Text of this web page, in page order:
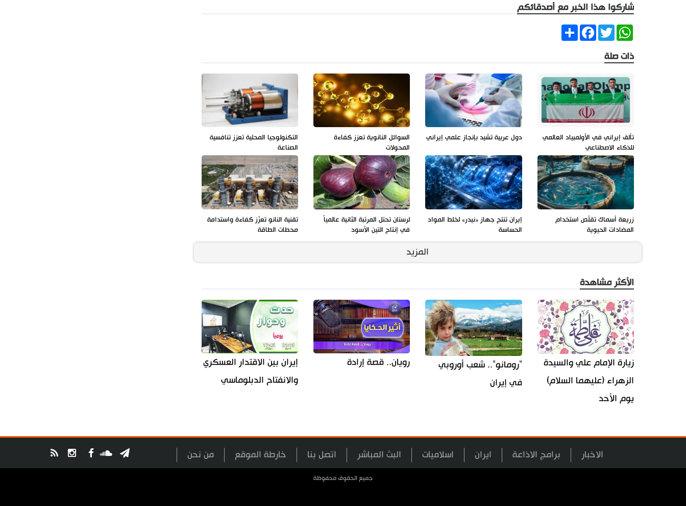
شاركوا هذا الخبر مع أصدقائكم
ShareFacebookTwitter
WhatsApp
ذات صلة
تألق إيراني في الأولمبياد العالمي
للذكاء الاصطناعي
دول عربية تشيد بإنجاز علمي إيراني
السوائل النانوية تعزز كفاءة
المحولات
التكنولوجيا المحلية تعزز تنافسية
الصناعة
زريعة أسماك تقلّص استخدام
المضادات الحيوية
إيران تنتج جهاز «نيدر» لخلط المواد
الحساسة
لرستان تحتل المرتبة الثانية عالمياً
في إنتاج التين الأسود
تقنية النانو تعزّز كفاءة واستدامة
محطات الطاقة
المزيد
الأكثر مشاهدة
زيارة الإمام علي والسيدة
الزهراء (عليهما السلام)
يوم الأحد
"رومانو".. شعب أوروبي
في إيران
رويان.. قصة إرادة
إيران بين الاقتدار العسكري
والانفتاح الدبلوماسي
الاخبار برامج الاذاعة ايران اسلاميات البث المباشر اتصل بنا خارطة الموقع من نحن
جميع الحقوق محفوظة